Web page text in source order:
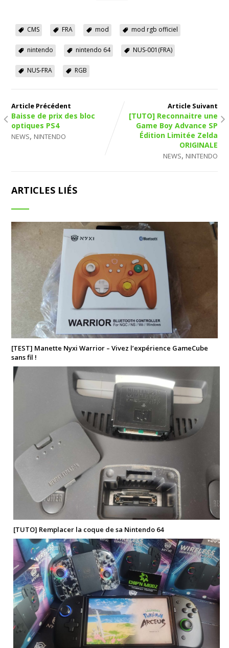
CMS FRA mod mod rgb officiel
nintendo nintendo 64 NUS-001(FRA)
NUS-FRA RGB
Article Précédent
Baisse de prix des bloc
optiques PS4
NEWS, NINTENDO
Article Suivant
[TUTO] Reconnaitre une
Game Boy Advance SP
Édition Limitée Zelda
ORIGINALE
NEWS, NINTENDO
ARTICLES LIÉS
[TEST] Manette Nyxi Warrior – Vivez l’expérience GameCube
sans fil !
[TUTO] Remplacer la coque de sa Nintendo 64